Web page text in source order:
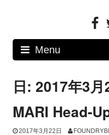
Menu
日: 2017年3月
MARI Head-
2017年3月22日